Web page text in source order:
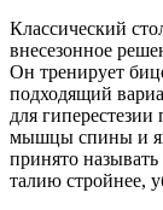
Классический
внесезонное
Он тренирует
подходящий
для
мышцы спины и
принято
талию стройнее,